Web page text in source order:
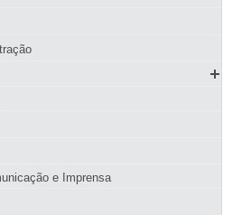
e Sorveterias
Dona Ziza
e Imprensa